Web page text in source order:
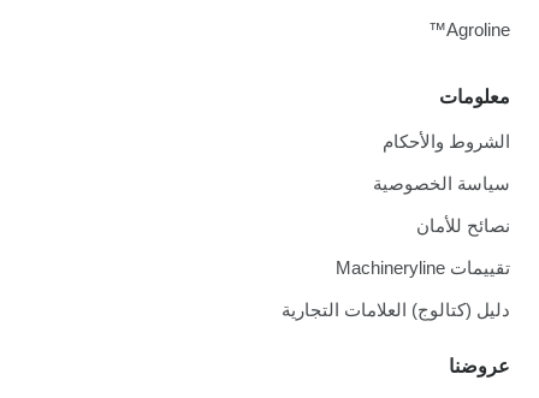
معلومات
الشروط والأحكام
سياسة الخصوصية
نصائح للأمان
تقييمات Machineryline
دليل (كتالوج) العلامات التجارية
عروضنا
Agroline™